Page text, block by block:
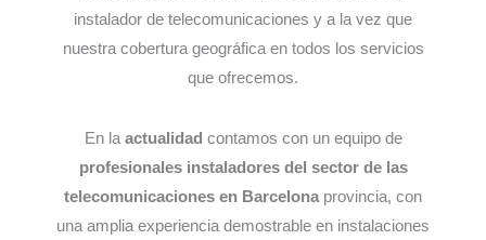
instalador de telecomunicaciones y a la vez que
nuestra cobertura geográfica en todos los servicios
que ofrecemos.
En laactualidad contamos con un equipo de
profesionales instaladores del sector de las
telecomunicaciones en Barcelona provincia, con
una amplia experiencia demostrable en instalaciones